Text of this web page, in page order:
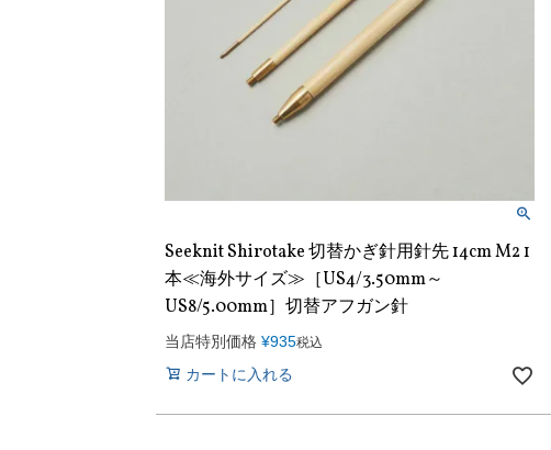
Seeknit Shirotake 切替かぎ針用針先 14cm M2 1
本≪海外サイズ≫［US4/3.50mm～
US8/5.00mm］切替アフガン針
当店特別価格 ¥935税込
カートに入れる